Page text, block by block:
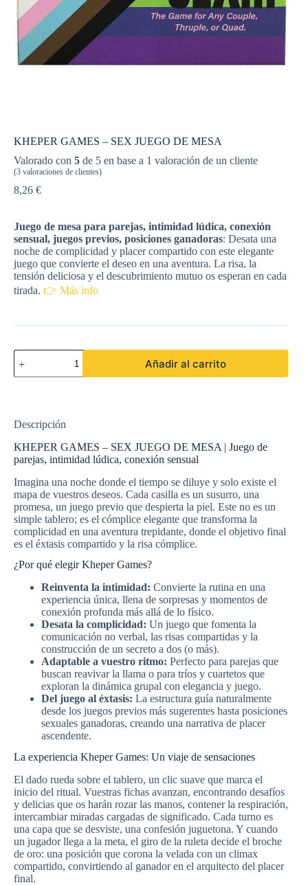
KHEPER GAMES – SEX JUEGO DE MESA
Valorado con 5 de 5 en base a 1 valoración de un cliente
(3 valoraciones de clientes)
8,26 €
Juego de mesa para parejas, intimidad lúdica, conexión
sensual, juegos previos, posiciones ganadoras: Desata una
noche de complicidad y placer compartido con este elegante
juego que convierte el deseo en una aventura. La risa, la
tensión deliciosa y el descubrimiento mutuo os esperan en cada
tirada. 👉 Más info
KHEPER
GAMES
-
MESA
Añadir al carrito
Descripción
KHEPER GAMES – SEX JUEGO DE MESA | Juego de
parejas, intimidad lúdica, conexión sensual
Imagina una noche donde el tiempo se diluye y solo existe el
mapa de vuestros deseos. Cada casilla es un susurro, una
promesa, un juego previo que despierta la piel. Este no es un
simple tablero; es el cómplice elegante que transforma la
complicidad en una aventura trepidante, donde el objetivo final
es el éxtasis compartido y la risa cómplice.
¿Por qué elegir Kheper Games?
Reinventa la intimidad: Convierte la rutina en una
experiencia única, llena de sorpresas y momentos de
conexión profunda más allá de lo físico.
Desata la complicidad: Un juego que fomenta la
comunicación no verbal, las risas compartidas y la
construcción de un secreto a dos (o más).
Adaptable a vuestro ritmo: Perfecto para parejas que
buscan reavivar la llama o para tríos y cuartetos que
exploran la dinámica grupal con elegancia y juego.
Del juego al éxtasis: La estructura guía naturalmente
desde los juegos previos más sugerentes hasta posiciones
sexuales ganadoras, creando una narrativa de placer
ascendente.
La experiencia Kheper Games: Un viaje de sensaciones
El dado rueda sobre el tablero, un clic suave que marca el
inicio del ritual. Vuestras fichas avanzan, encontrando desafíos
y delicias que os harán rozar las manos, contener la respiración,
intercambiar miradas cargadas de significado. Cada turno es
una capa que se desviste, una confesión juguetona. Y cuando
un jugador llega a la meta, el giro de la ruleta decide el broche
de oro: una posición que corona la velada con un climax
compartido, convirtiendo al ganador en el arquitecto del placer
final.